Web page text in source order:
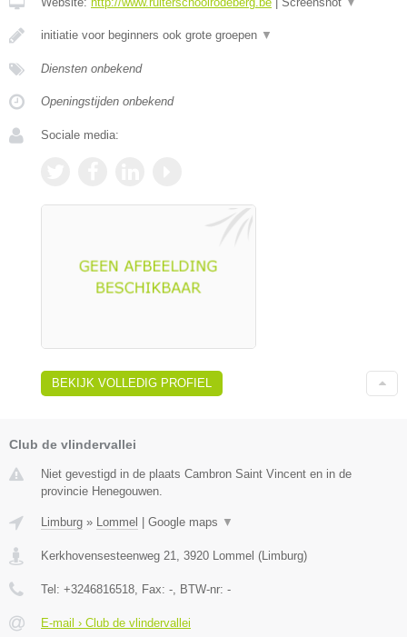
initiatie voor beginners ook grote groepen ▼
Diensten onbekend
Openingstijden onbekend
Sociale media:
BEKIJK VOLLEDIG PROFIEL
Club de vlindervallei
Niet gevestigd in de plaats Cambron Saint Vincent en in de
provincie Henegouwen.
Limburg » Lommel | Google maps ▼
Kerkhovensesteenweg 21 3920 Lommel (Limburg)
Tel: +3246816518 , Fax: - , BTW-nr: -
E-mail › Club de vlindervallei